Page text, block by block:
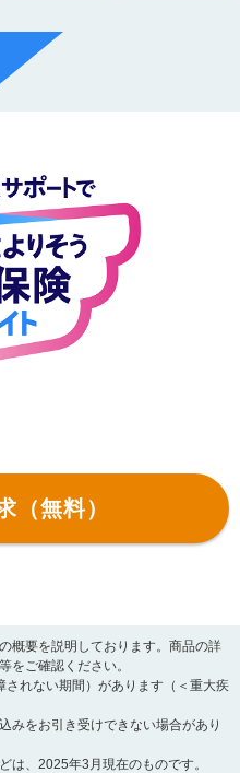
（無料）
概要を説明しております。商品の詳
をご確認ください。
れない期間）があります（＜重大疾
みをお引き受けできない場合があり
は、2025年3月現在のものです。